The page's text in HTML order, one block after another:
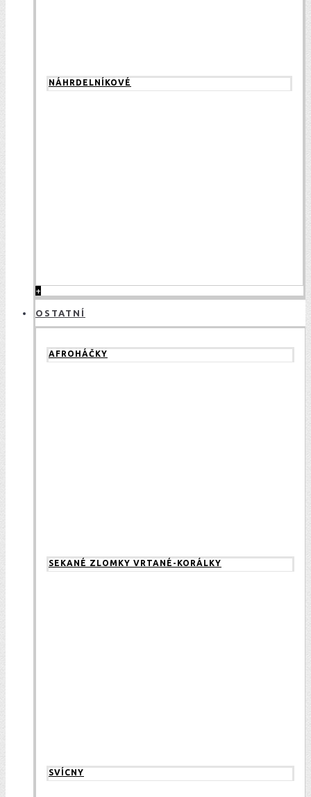
NÁHRDELNÍKOVÉ
+
OSTATNÍ
AFROHÁČKY
SEKANÉ ZLOMKY VRTANÉ-KORÁLKY
SVÍCNY